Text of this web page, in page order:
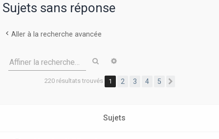
Sujets sans réponse
Aller à la recherche avancée
Affiner la recherche… Rechercher
220 résultats trouvés 1 2 3 4 5
Sujets